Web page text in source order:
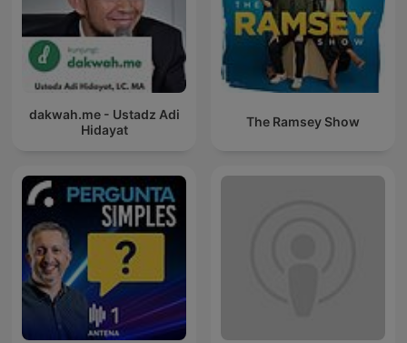
dakwah.me - Ustadz Adi
Hidayat
The Ramsey Show